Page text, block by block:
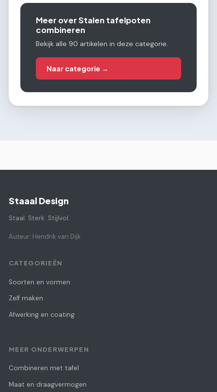
Meer over Stalen tafelpoten
combineren
Bekijk alle 90 artikelen in deze categorie.
Naar categorie →
Staaal Design
Staal. Sterk. Stijlvol.
Auteur: Hendrik van Dijk
CATEGORIEËN
Soorten en vormen
Zelf maken
Afwerking en coating
MEER ONDERWERPEN
Combineren met tafel
Maat en draagvermogen